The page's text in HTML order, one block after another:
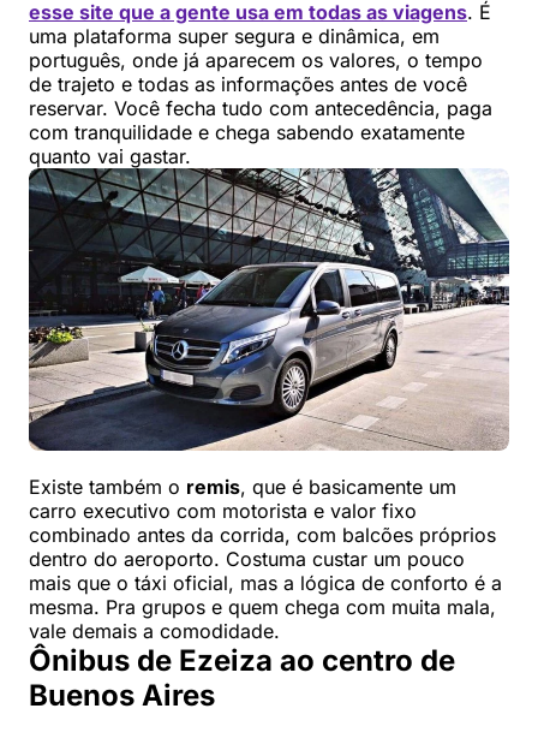
esse site que a gente usa em todas as viagens. É
uma plataforma super segura e dinâmica, em
português, onde já aparecem os valores, o tempo
de trajeto e todas as informações antes de você
reservar. Você fecha tudo com antecedência, paga
com tranquilidade e chega sabendo exatamente
quanto vai gastar.
Existe também o remis, que é basicamente um
carro executivo com motorista e valor fixo
combinado antes da corrida, com balcões próprios
dentro do aeroporto. Costuma custar um pouco
mais que o táxi oficial, mas a lógica de conforto é a
mesma. Pra grupos e quem chega com muita mala,
vale demais a comodidade.
Ônibus de Ezeiza ao centro de
Buenos Aires